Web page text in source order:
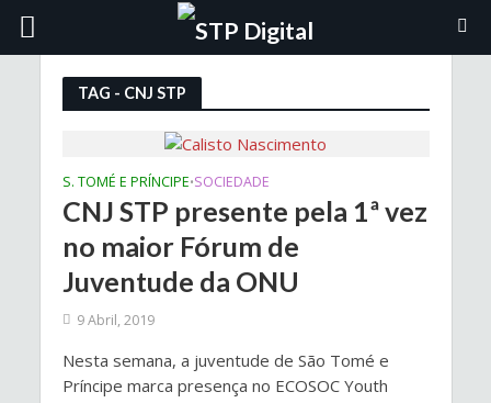
TAG - CNJ STP
S. TOMÉ E PRÍNCIPE•SOCIEDADE
CNJ STP presente pela 1ª vez
no maior Fórum de
Juventude da ONU
9 Abril, 2019
Nesta semana, a juventude de São Tomé e
Príncipe marca presença no ECOSOC Youth